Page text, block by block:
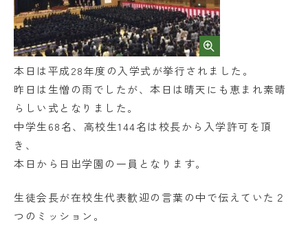
日々の見学 資料請求
在校生・保護者の方
卒業生の方
採用情報
本日は平成28年度の入学式が挙行されました。
昨日は生憎の雨でしたが、本日は晴天にも恵まれ素晴
らしい式となりました。
中学生68名、高校生144名は校長から入学許可を頂
き、
本日から日出学園の一員となります。
生徒会長が在校生代表歓迎の言葉の中で伝えていた２
つのミッション。